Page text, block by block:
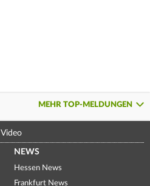
MEHR TOP-MELDUNGEN
Video
NEWS
Hessen News
Frankfurt News